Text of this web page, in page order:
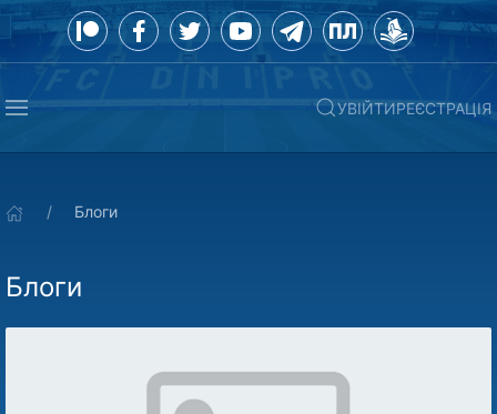
УВІЙТИРЕЄСТРАЦІЯ
Блоги
Блоги